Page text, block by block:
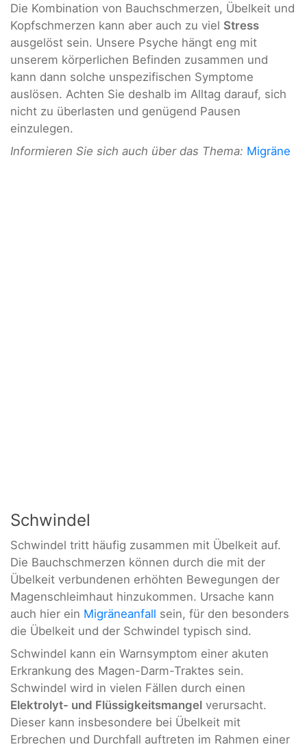
Die Kombination von Bauchschmerzen, Übelkeit und
Kopfschmerzen kann aber auch zu viel Stress
ausgelöst sein. Unsere Psyche hängt eng mit
unserem körperlichen Befinden zusammen und
kann dann solche unspezifischen Symptome
auslösen. Achten Sie deshalb im Alltag darauf, sich
nicht zu überlasten und genügend Pausen
einzulegen.
Informieren Sie sich auch über das Thema: Migräne
Schwindel
Schwindel tritt häufig zusammen mit Übelkeit auf.
Die Bauchschmerzen können durch die mit der
Übelkeit verbundenen erhöhten Bewegungen der
Magenschleimhaut hinzukommen. Ursache kann
auch hier ein Migräneanfall sein, für den besonders
die Übelkeit und der Schwindel typisch sind.
Schwindel kann ein Warnsymptom einer akuten
Erkrankung des Magen-Darm-Traktes sein.
Schwindel wird in vielen Fällen durch einen
Elektrolyt- und Flüssigkeitsmangel verursacht.
Dieser kann insbesondere bei Übelkeit mit
Erbrechen und Durchfall auftreten im Rahmen einer